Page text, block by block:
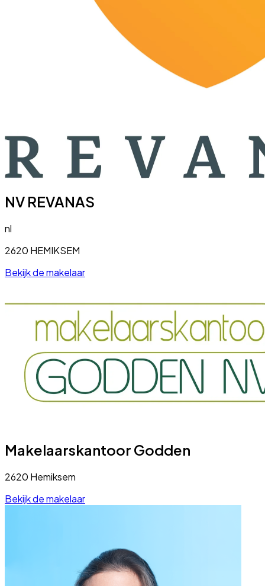
NV REVANAS
nl
2620 HEMIKSEM
Bekijk de makelaar
Makelaarskantoor Godden
2620 Hemiksem
Bekijk de makelaar